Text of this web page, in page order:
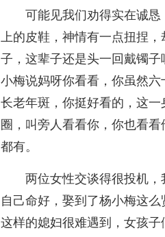
可能见我们劝得实在诚
上的皮鞋，神情有一点扭捏
子，这辈子还是头一回戴镯
小梅说妈呀你看看，你虽然
长老年斑，你挺好看的，这
圈，叫旁人看看你，你也看
都有。
两位女性交谈得很投机
自己命好，娶到了杨小梅这
这样的媳妇很难遇到，女孩